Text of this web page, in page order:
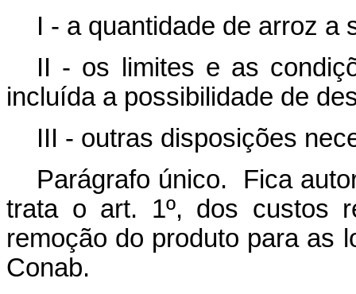
I - a quantidade de arroz a
II - os limites e as
incluída a possibilidade de
III - outras disposições
Parágrafo único. Fica
trata o art. 1º, dos custos
remoção do produto para as
Conab.